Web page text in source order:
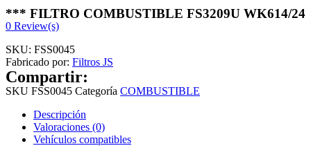
*** FILTRO COMBUSTIBLE FS3209U WK614/24
0 Review(s)
SKU: FSS0045
Fabricado por: Filtros JS
Compartir:
SKU FSS0045 Categoría COMBUSTIBLE
Descripción
Valoraciones (0)
Vehículos compatibles